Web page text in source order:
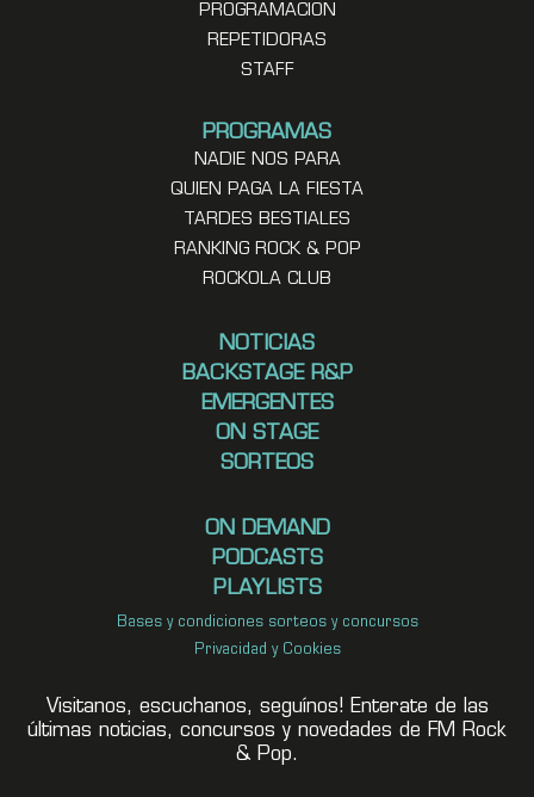
PROGRAMACION
REPETIDORAS
STAFF
PROGRAMAS
NADIE NOS PARA
QUIEN PAGA LA FIESTA
TARDES BESTIALES
RANKING ROCK & POP
ROCKOLA CLUB
NOTICIAS
BACKSTAGE R&P
EMERGENTES
ON STAGE
SORTEOS
ON DEMAND
PODCASTS
PLAYLISTS
Bases y condiciones sorteos y concursos
Privacidad y Cookies
Visitanos, escuchanos, seguínos! Enterate de las
últimas noticias, concursos y novedades de FM Rock
& Pop.